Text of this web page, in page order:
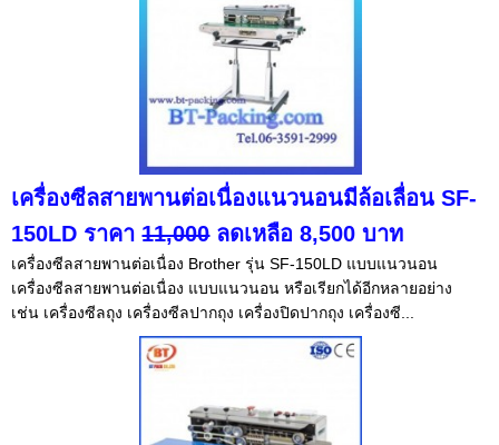
เครื่องซีลสายพานต่อเนื่องแนวนอนมีล้อเลื่อน SF-
150LD ราคา11,000ลดเหลือ 8,500 บาท
เครื่องซีลสายพานต่อเนื่อง Brother รุ่น SF-150LD แบบแนวนอน
เครื่องซีลสายพานต่อเนื่อง แบบแนวนอน หรือเรียกได้อีกหลายอย่าง
เช่น เครื่องซีลถุง เครื่องซีลปากถุง เครื่องปิดปากถุง เครื่องซี...